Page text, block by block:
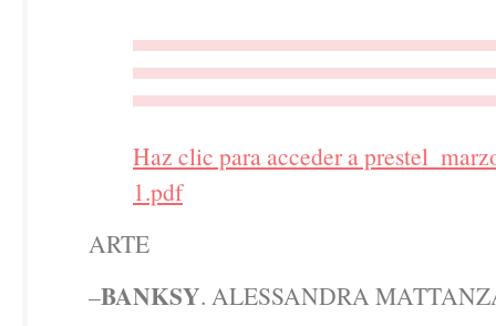
Haz clic para acceder a
1.pdf
ARTE
–BANKSY. ALESSANDRA